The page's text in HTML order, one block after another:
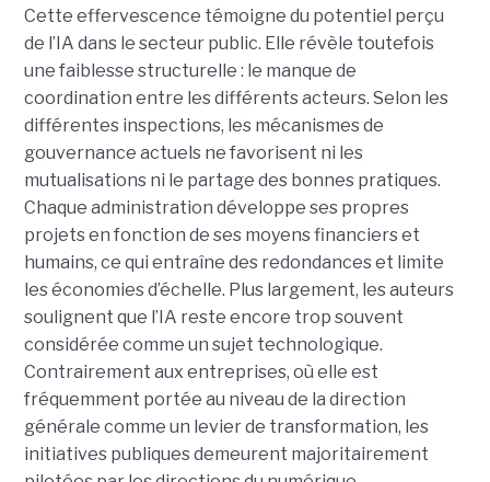
Cette effervescence témoigne du potentiel perçu
de l’IA dans le secteur public. Elle révèle toutefois
une faiblesse structurelle : le manque de
coordination entre les différents acteurs. Selon les
différentes inspections, les mécanismes de
gouvernance actuels ne favorisent ni les
mutualisations ni le partage des bonnes pratiques.
Chaque administration développe ses propres
projets en fonction de ses moyens financiers et
humains, ce qui entraîne des redondances et limite
les économies d’échelle. Plus largement, les auteurs
soulignent que l’IA reste encore trop souvent
considérée comme un sujet technologique.
Contrairement aux entreprises, où elle est
fréquemment portée au niveau de la direction
générale comme un levier de transformation, les
initiatives publiques demeurent majoritairement